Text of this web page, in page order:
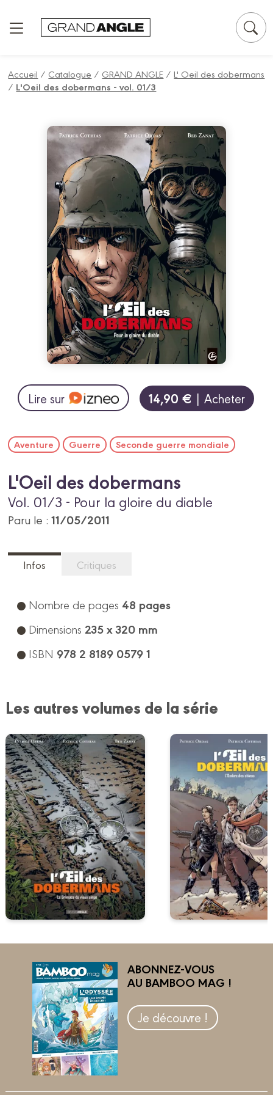
Accueil / Catalogue / GRAND ANGLE /L' Oeil des dobermans
/ L'Oeil des dobermans - vol. 01/3
Lire sur 14,90 € | Acheter
Aventure Guerre Seconde guerre mondiale
L'Oeil des dobermans
Vol. 01/3 - Pour la gloire du diable
Paru le :11/05/2011
Infos Critiques
Nombre de pages 48 pages
Dimensions 235 x 320 mm
ISBN 978 2 8189 0579 1
Les autres volumes de la série
ABONNEZ-VOUS
AU BAMBOO MAG !
Je découvre !